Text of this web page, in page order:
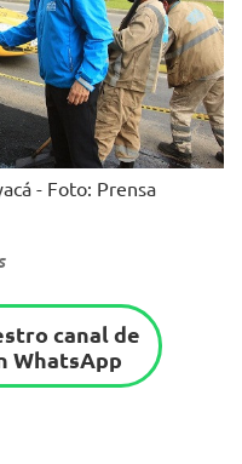
- Foto: Prensa
canal de
WhatsApp